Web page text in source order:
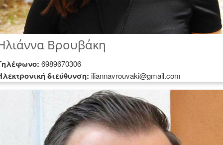
Βρουβάκη
6989670306
διεύθυνση: iliannavrouvaki@gmail.com